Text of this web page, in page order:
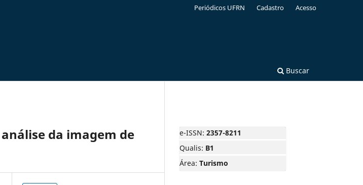
Buscar
Periódicos UFRN Cadastro Acesso
da imagem de
e-ISSN: 2357-8211
Qualis: B1
Área: Turismo